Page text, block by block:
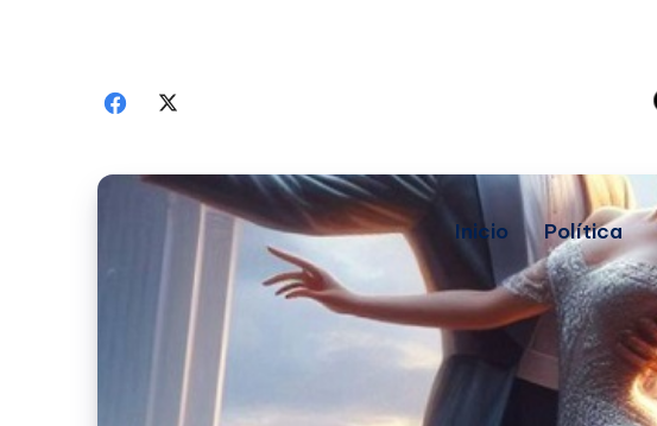
Inicio Política